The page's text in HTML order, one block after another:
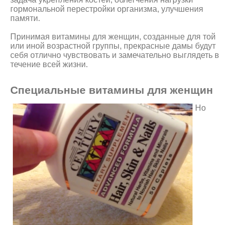
гормональной перестройки организма, улучшения
памяти.
Принимая витамины для женщин, созданные для той
или иной возрастной группы, прекрасные дамы будут
себя отлично чувствовать и замечательно выглядеть в
течение всей жизни.
Специальные витамины для женщин
Но